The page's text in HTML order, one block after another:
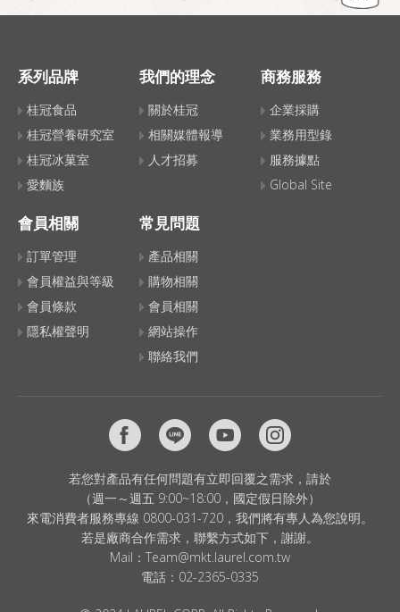
系列品牌
桂冠食品
桂冠營養研究室
桂冠冰菓室
愛麵族
我們的理念
關於桂冠
相關媒體報導
人才招募
商務服務
企業採購
業務用型錄
服務據點
Global Site
會員相關
訂單管理
會員權益與等級
會員條款
隱私權聲明
常見問題
產品相關
購物相關
會員相關
網站操作
聯絡我們
若您對產品有任何問題有立即回覆之需求，請於
（週一～週五 9:00~18:00，國定假日除外）
來電消費者服務專線 0800-031-720，我們將有專人為您說明。
若是廠商合作需求，聯繫方式如下，謝謝。
Mail： Team@mkt.laurel.com.tw
電話： 02-2365-0335